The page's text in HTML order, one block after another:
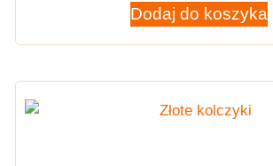
Dodaj do koszyka